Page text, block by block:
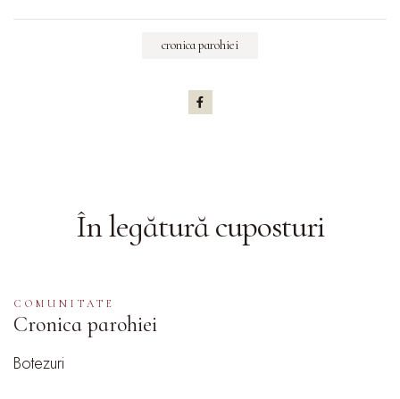
cronica parohiei
În legătură cuposturi
COMUNITATE
Cronica parohiei
Botezuri